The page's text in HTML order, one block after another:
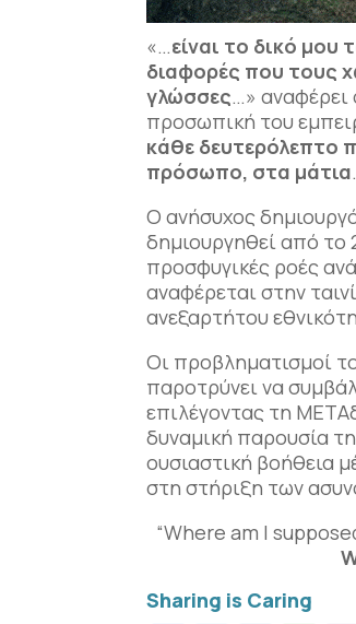
«…είναι το δικό μου
διαφορές που τους
γλώσσες…» αναφέρει
προσωπική του
κάθε δευτερόλεπτο
πρόσωπο, στα μάτια
O ανήσυχος
δημιουργηθεί από το
προσφυγικές ροές
αναφέρεται στην
ανεξαρτήτου
Οι προβληματισμοί
παροτρύνει να
επιλέγοντας τη
δυναμική παρουσία
ουσιαστική βοήθεια
στη στήριξη των
“Where am I